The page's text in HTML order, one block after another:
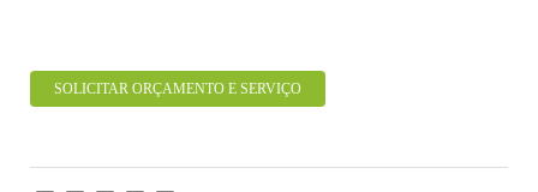
SOLICITAR ORÇAMENTO E SERVIÇO